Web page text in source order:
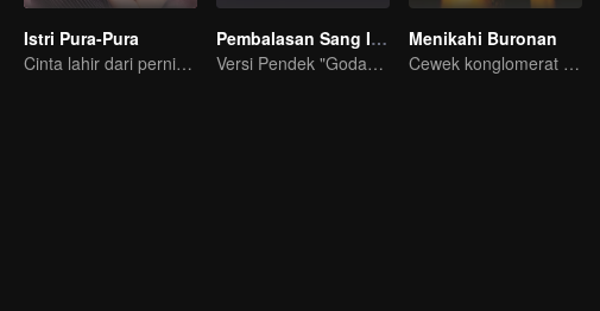
Istri Pura-Pura
Cinta lahir dari pernikahan pura-pura
Pembalasan Sang Istri
Versi Pendek "Godaan Pulang"
Menikahi Buronan
Cewek konglomerat yang diburu cowok ganteng sampai ke pelaminan!